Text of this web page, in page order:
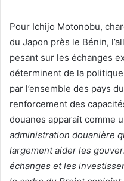
Pour Ichijo Motonobu,
du Japon près le Bénin,
pesant sur les échanges
déterminent de la
par l’ensemble des pays
renforcement des
douanes apparaît comme
administration douanière
largement aider les
échanges et les